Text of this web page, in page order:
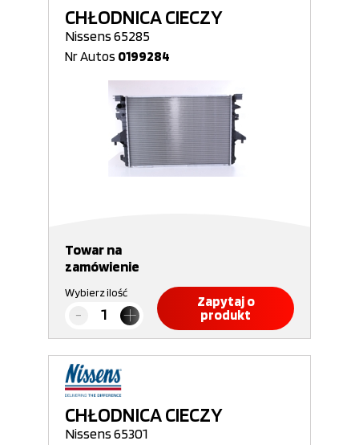
CHŁODNICA CIECZY
Nissens 65285
Nr Autos 0199284
Towar na
zamówienie
Wybierz ilość
Zapytaj o
produkt
CHŁODNICA CIECZY
Nissens 65301